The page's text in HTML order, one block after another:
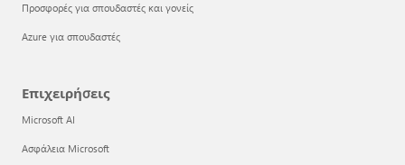
Προσφορές για σπουδαστές και γονείς
Azure για σπουδαστές
Επιχειρήσεις
Microsoft AI
Ασφάλεια Microsoft